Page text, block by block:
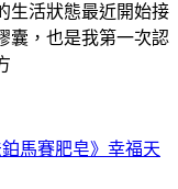
生活狀態最近開始接
囊，也是我第一次認
鉑馬賽肥皂》幸福天